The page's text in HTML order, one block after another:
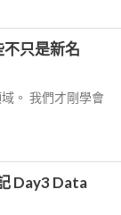
只是新名
。 我們才剛學會
Day3 Data